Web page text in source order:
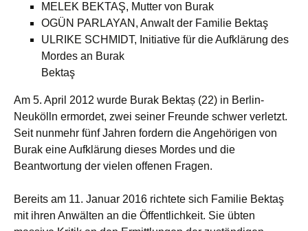
MELEK BEKTAŞ, Mutter von Burak
OGÜN PARLAYAN, Anwalt der Familie Bektaş
ULRIKE SCHMIDT, Initiative für die Aufklärung des
Mordes an Burak
Bektaş
Am 5. April 2012 wurde Burak Bektaș (22) in Berlin-
Neukölln ermordet, zwei seiner Freunde schwer verletzt.
Seit nunmehr fünf Jahren fordern die Angehörigen von
Burak eine Aufklärung dieses Mordes und die
Beantwortung der vielen offenen Fragen.
Bereits am 11. Januar 2016 richtete sich Familie Bektaş
mit ihren Anwälten an die Öffentlichkeit. Sie übten